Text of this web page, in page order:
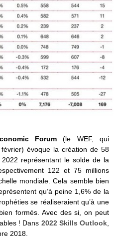
Forum(le WEF, qui
évoque la création de 58
2022 représentant le solde de la
122 et 75 millions
mondiale. Cela semble bien
qu’à peine 1,6% de la
se réaliseraient qu’à une
formés. Avec des si, on peut
! Dans 2022 Skills Outlook
2018.